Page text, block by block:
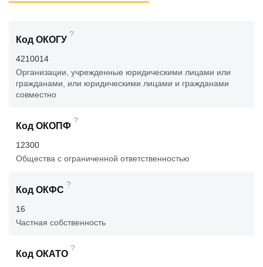
Код ОКОГУ
?
4210014
Организации, учрежденные юридическими лицами или
гражданами, или юридическими лицами и гражданами
совместно
Код ОКОПФ
?
12300
Общества с ограниченной ответственностью
Код ОКФС
?
16
Частная собственность
Код ОКАТО
?